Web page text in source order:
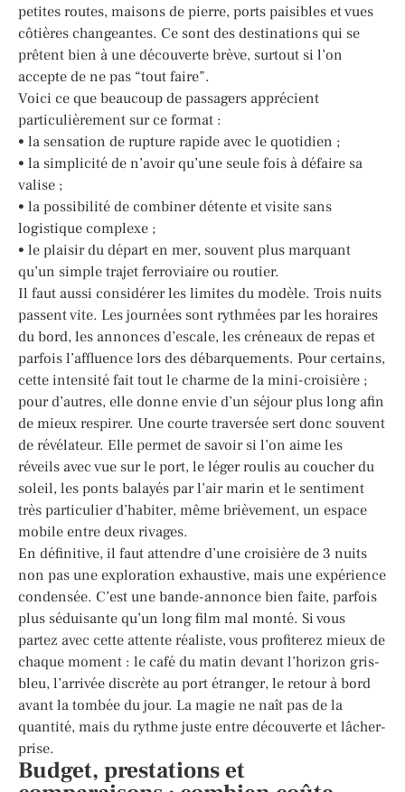
petites routes, maisons de pierre, ports paisibles et vues
côtières changeantes. Ce sont des destinations qui se
prêtent bien à une découverte brève, surtout si l’on
accepte de ne pas “tout faire”.
Voici ce que beaucoup de passagers apprécient
particulièrement sur ce format :
• la sensation de rupture rapide avec le quotidien ;
• la simplicité de n’avoir qu’une seule fois à défaire sa
valise ;
• la possibilité de combiner détente et visite sans
logistique complexe ;
• le plaisir du départ en mer, souvent plus marquant
qu’un simple trajet ferroviaire ou routier.
Il faut aussi considérer les limites du modèle. Trois nuits
passent vite. Les journées sont rythmées par les horaires
du bord, les annonces d’escale, les créneaux de repas et
parfois l’affluence lors des débarquements. Pour certains,
cette intensité fait tout le charme de la mini-croisière ;
pour d’autres, elle donne envie d’un séjour plus long afin
de mieux respirer. Une courte traversée sert donc souvent
de révélateur. Elle permet de savoir si l’on aime les
réveils avec vue sur le port, le léger roulis au coucher du
soleil, les ponts balayés par l’air marin et le sentiment
très particulier d’habiter, même brièvement, un espace
mobile entre deux rivages.
En définitive, il faut attendre d’une croisière de 3 nuits
non pas une exploration exhaustive, mais une expérience
condensée. C’est une bande-annonce bien faite, parfois
plus séduisante qu’un long film mal monté. Si vous
partez avec cette attente réaliste, vous profiterez mieux de
chaque moment : le café du matin devant l’horizon gris-
bleu, l’arrivée discrète au port étranger, le retour à bord
avant la tombée du jour. La magie ne naît pas de la
quantité, mais du rythme juste entre découverte et lâcher-
prise.
Budget, prestations et